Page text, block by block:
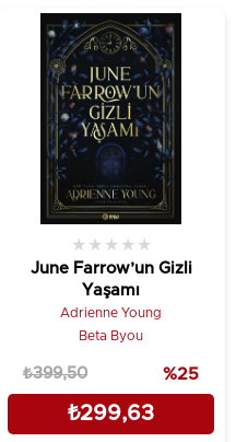
June Farrow’un Gizli
Yaşamı
★ ★ ★ ★ ★
Adrienne Young
Beta Byou
₺299,63
₺399,50 %25